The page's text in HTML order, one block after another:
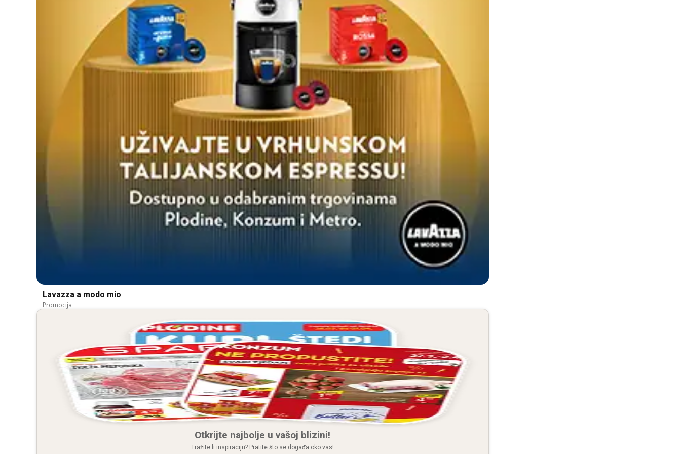
Lavazza a modo mio
Promocija
Otkrijte najbolje u vašoj blizini!
Tražite li inspiraciju? Pratite što se događa oko vas!